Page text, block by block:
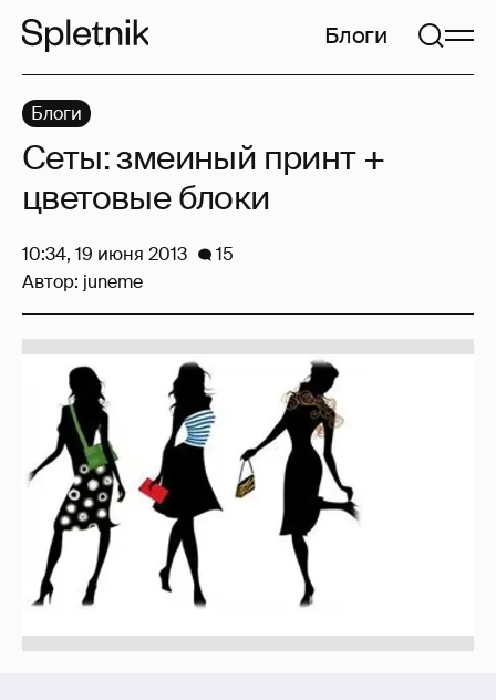
Блоги
Блоги
Сеты: змеиный принт +
цветовые блоки
10:34, 19 июня 2013
15
Автор: juneme